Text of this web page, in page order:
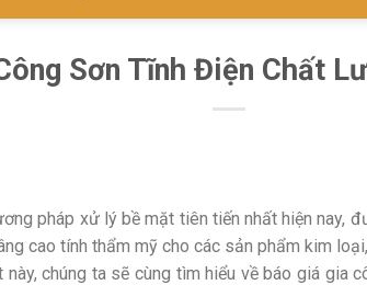
Sơn Tĩnh Điện Chất
pháp xử lý bề mặt tiên tiến nhất hiện nay,
cao tính thẩm mỹ cho các sản phẩm kim
chúng ta sẽ cùng tìm hiểu về báo giá gia